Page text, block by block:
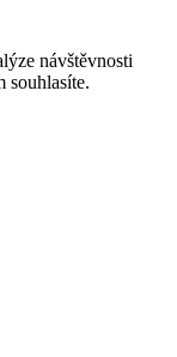
návštěvnosti
souhlasíte.